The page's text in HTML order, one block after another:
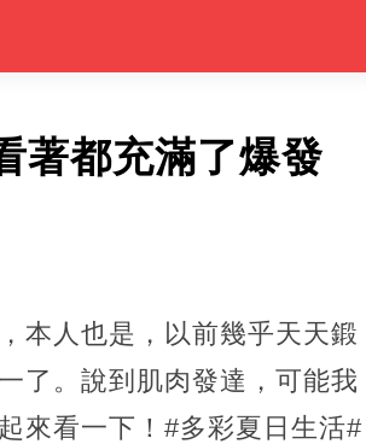
著都充滿了爆發
本人也是，以前幾乎天天鍛
了。說到肌肉發達，可能我
來看一下！#多彩夏日生活#